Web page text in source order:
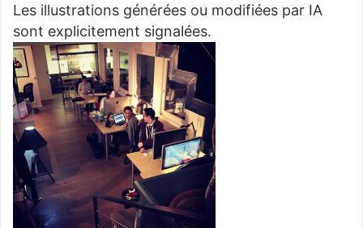
Les illustrations générées ou modifiées par IA
sont explicitement signalées.